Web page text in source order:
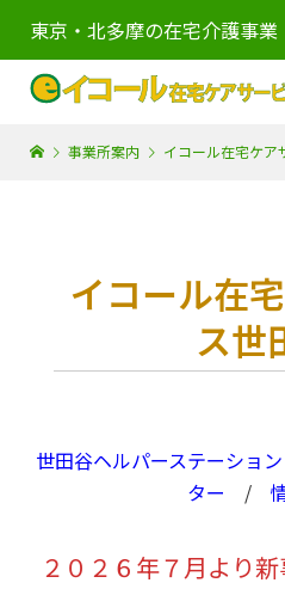
東京・北多摩の在宅介護事業
事業所案内 イコール在宅ケア
イコール在
ス世
世田谷ヘルパーステーション
ター /
２０２６年７月より